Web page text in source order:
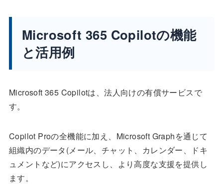
Microsoft 365 Copilotの機能
と活用例
Microsoft 365 Copilotは、法人向けの有償サービスで
す。
Copilot Proの全機能に加え、Microsoft Graphを通じて
組織内のデータ(メール、チャット、カレンダー、ドキ
ュメントなど)にアクセスし、より高度な支援を提供し
ます。